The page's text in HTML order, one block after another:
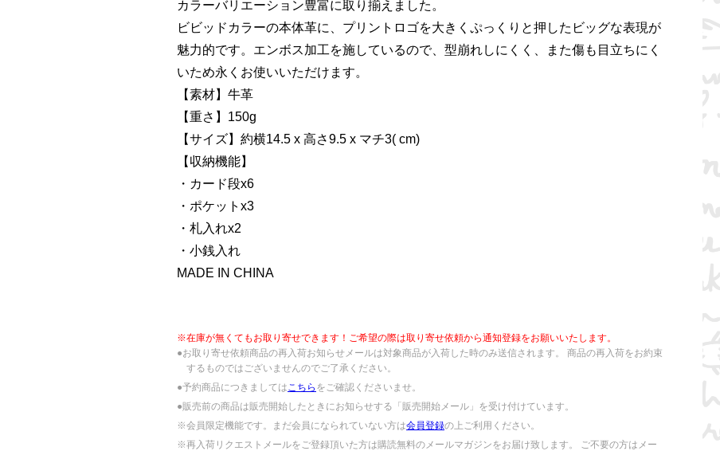
カラーバリエーション豊富に取り揃えました。
ビビッドカラーの本体革に、プリントロゴを大きくぷっくりと押したビッグな表現が
魅力的です。エンボス加工を施しているので、型崩れしにくく、また傷も目立ちにく
いため永くお使いいただけます。
【素材】牛革
【重さ】150g
【サイズ】約横14.5 x 高さ9.5 x マチ3( cm)
【収納機能】
・カード段x6
・ポケットx3
・札入れx2
・小銭入れ
MADE IN CHINA
※在庫が無くてもお取り寄せできます！ご希望の際は取り寄せ依頼から通知登録をお願いいたします。
●お取り寄せ依頼商品の再入荷お知らせメールは対象商品が入荷した時のみ送信されます。 商品の再入荷をお約束
するものではございませんのでご了承ください。
●予約商品につきましてはこちら をご確認くださいませ。
●販売前の商品は販売開始したときにお知らせする「販売開始メール」を受け付けています。
※会員限定機能です。まだ会員になられていない方は会員登録の上ご利用ください。
※再入荷リクエストメールをご登録頂いた方は購読無料のメールマガジンをお届け致します。 ご不要の方はメー